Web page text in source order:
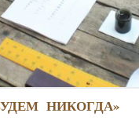
НИКОГДА»